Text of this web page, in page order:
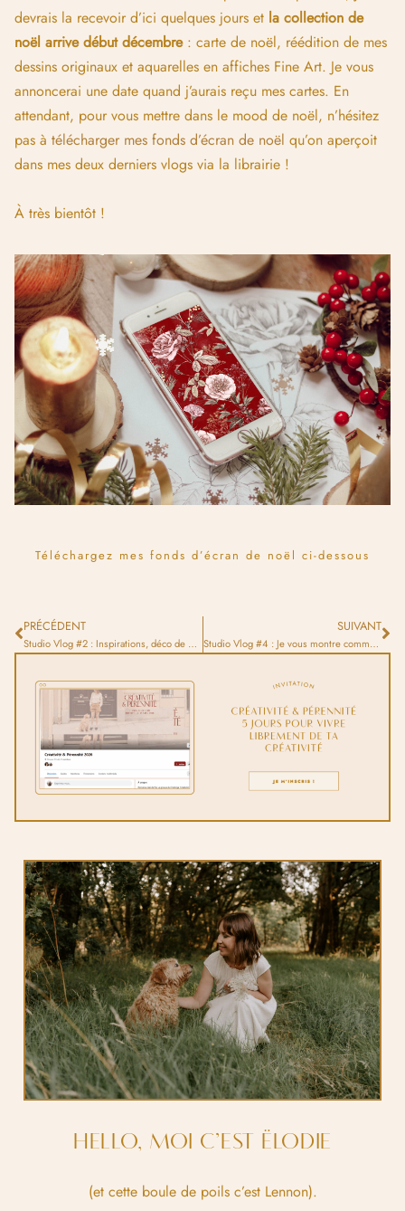
devrais la recevoir d’ici quelques jours et la collection de
noël arrive début décembre: carte de noël, réédition de mes
dessins originaux et aquarelles en affiches Fine Art. Je vous
annoncerai une date quand j’aurais reçu mes cartes. En
attendant, pour vous mettre dans le mood de noël, n’hésitez
pas à télécharger mes fonds d’écran de noël qu’on aperçoit
dans mes deux derniers vlogs via la librairie !
À très bientôt !
Téléchargez mes fonds d’écran de noël ci-dessous
PRÉCÉDENT
Studio Vlog #2 : Inspirations, déco de noël, un peu de dessin et la vie quotidienne !
SUIVANT
Studio Vlog #4 : Je vous montre comment j’ai créé ma carte de noël
HELLO, MOI C’EST ËLODIE
(et cette boule de poils c’est Lennon).